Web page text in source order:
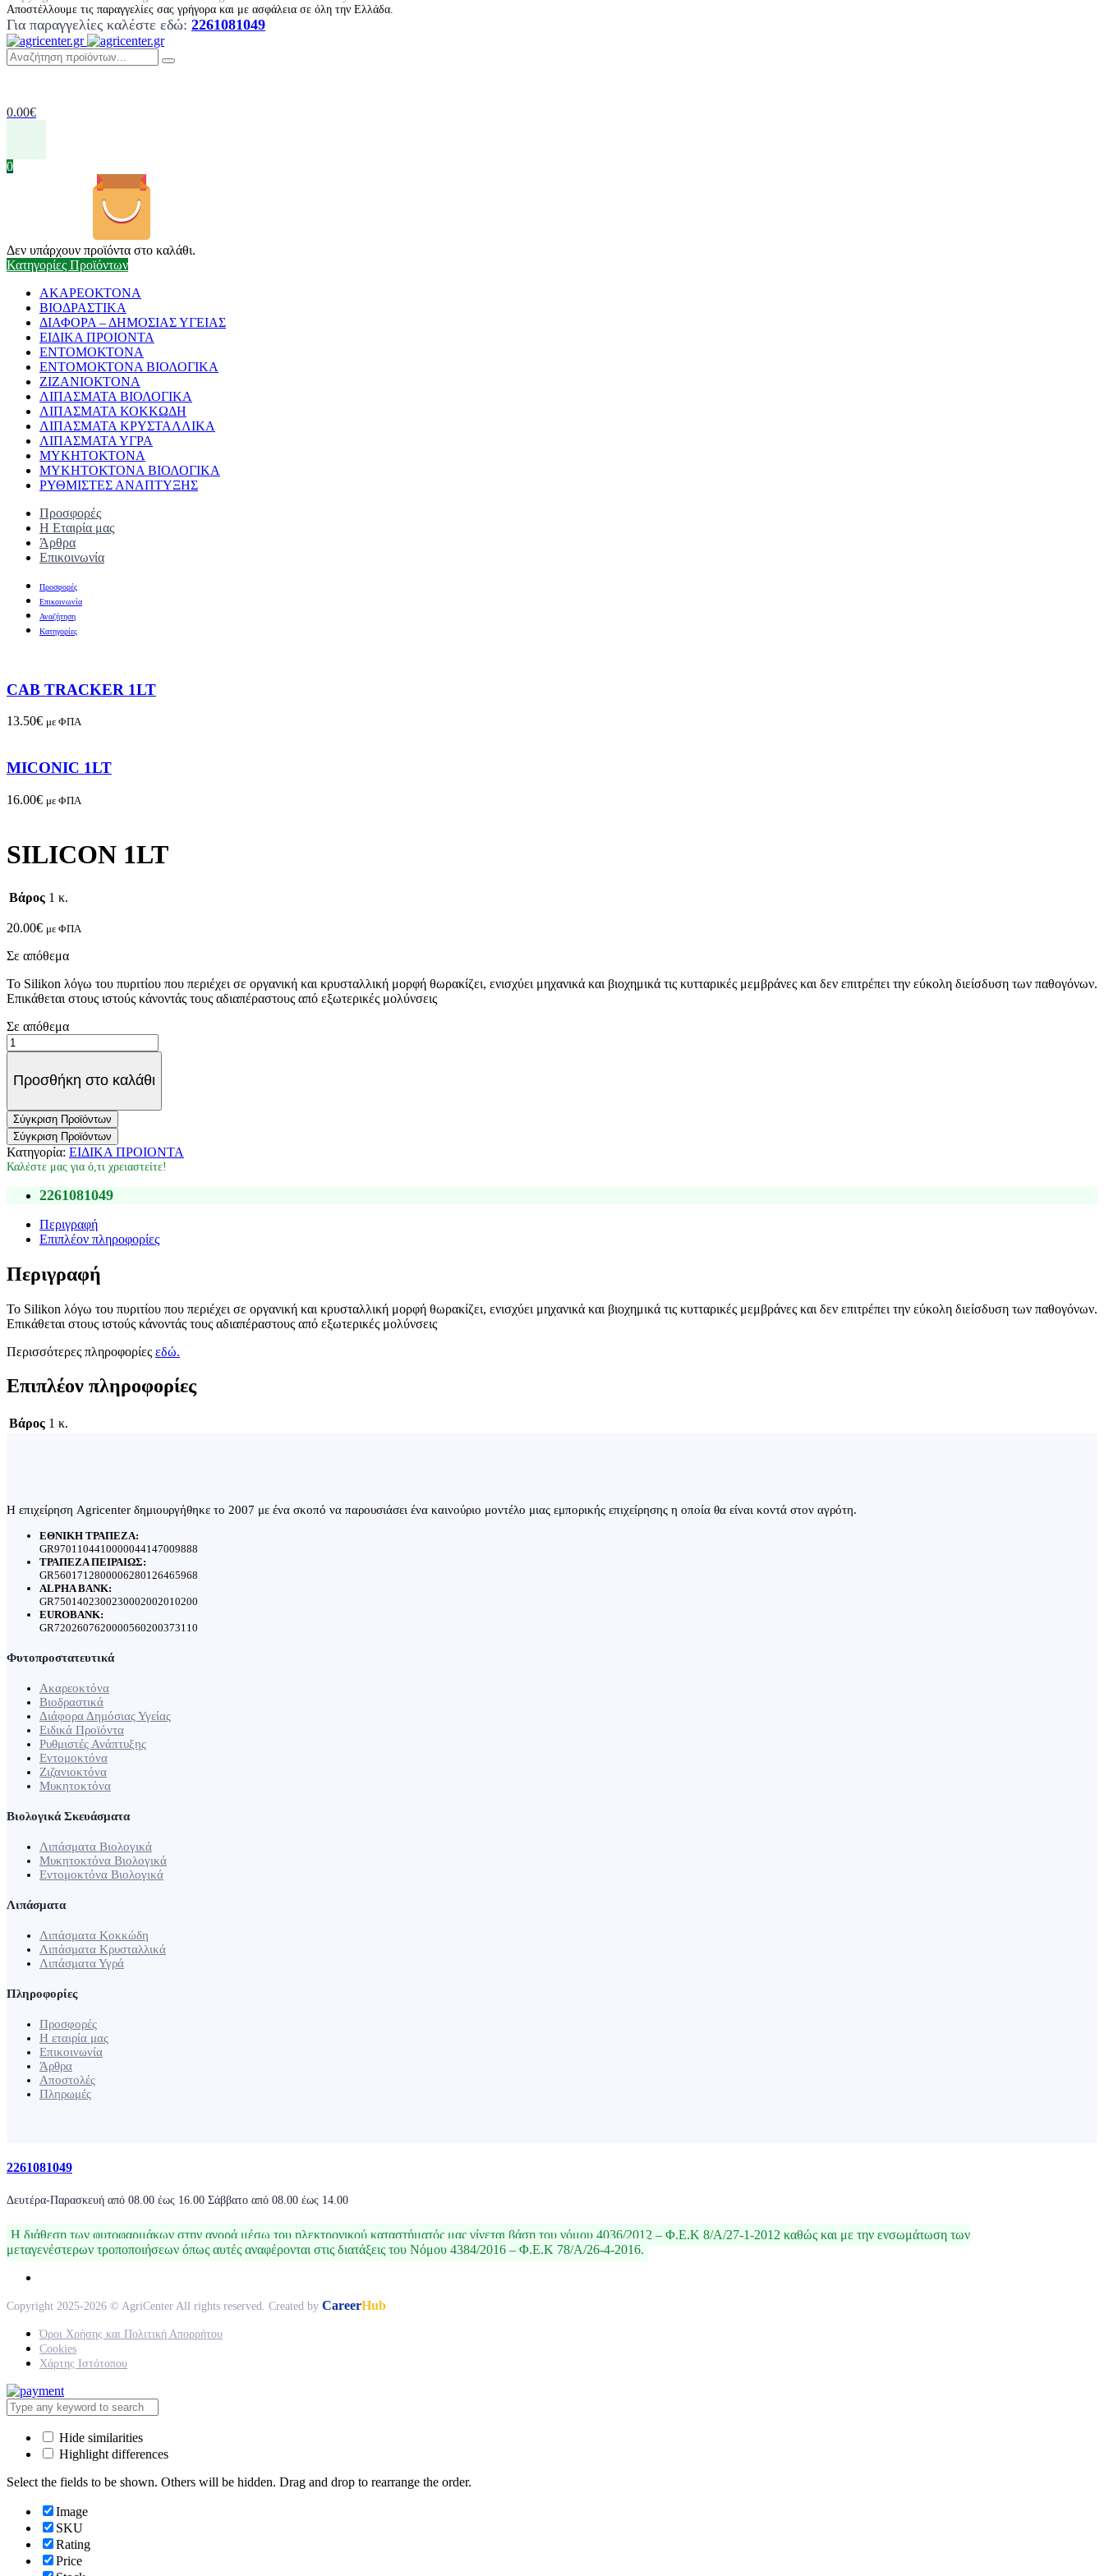
Αποστέλλουμε τις παραγγελίες σας γρήγορα και με ασφάλεια σε όλη την Ελλάδα.
Για παραγγελίες καλέστε εδώ: 2261081049
0.00€
0
Δεν υπάρχουν προϊόντα στο καλάθι.
Κατηγορίες Προϊόντων
ΑΚΑΡΕΟΚΤΟΝΑ
ΒΙΟΔΡΑΣΤΙΚΑ
ΔΙΑΦΟΡΑ – ΔΗΜΟΣΙΑΣ ΥΓΕΙΑΣ
ΕΙΔΙΚΑ ΠΡΟΙΟΝΤΑ
ΕΝΤΟΜΟΚΤΟΝΑ
ΕΝΤΟΜΟΚΤΟΝΑ ΒΙΟΛΟΓΙΚΑ
ΖΙΖΑΝΙΟΚΤΟΝΑ
ΛΙΠΑΣΜΑΤΑ ΒΙΟΛΟΓΙΚΑ
ΛΙΠΑΣΜΑΤΑ ΚΟΚΚΩΔΗ
ΛΙΠΑΣΜΑΤΑ ΚΡΥΣΤΑΛΛΙΚΑ
ΛΙΠΑΣΜΑΤΑ ΥΓΡΑ
ΜΥΚΗΤΟΚΤΟΝΑ
ΜΥΚΗΤΟΚΤΟΝΑ ΒΙΟΛΟΓΙΚΑ
ΡΥΘΜΙΣΤΕΣ ΑΝΑΠΤΥΞΗΣ
Προσφορές
Η Εταιρία μας
Άρθρα
Επικοινωνία
Προσφορές
Επικοινωνία
Αναζήτηση
Κατηγορίες
CAB TRACKER 1LT
13.50€ με ΦΠΑ
MICONIC 1LT
16.00€ με ΦΠΑ
SILICON 1LT
Βάρος 1 κ.
20.00€ με ΦΠΑ
Σε απόθεμα
Το Silikon λόγω του πυριτίου που περιέχει σε οργανική και κρυσταλλική μορφή θωρακίζει, ενισχύει μηχανικά και βιοχημικά τις κυτταρικές μεμβράνες και δεν επιτρέπει την εύκολη διείσδυση των παθογόνων.
Επικάθεται στους ιστούς κάνοντάς τους αδιαπέραστους από εξωτερικές μολύνσεις
Σε απόθεμα
SILICON
1LT
Προσθήκη στο καλάθι
Σύγκριση Προϊόντων
Σύγκριση Προϊόντων
Κατηγορία: ΕΙΔΙΚΑ ΠΡΟΙΟΝΤΑ
Καλέστε μας για ό,τι χρειαστείτε!
2261081049
Περιγραφή
Επιπλέον πληροφορίες
Περιγραφή
Το Silikon λόγω του πυριτίου που περιέχει σε οργανική και κρυσταλλική μορφή θωρακίζει, ενισχύει μηχανικά και βιοχημικά τις κυτταρικές μεμβράνες και δεν επιτρέπει την εύκολη διείσδυση των παθογόνων.
Επικάθεται στους ιστούς κάνοντάς τους αδιαπέραστους από εξωτερικές μολύνσεις
Περισσότερες πληροφορίες εδώ.
Επιπλέον πληροφορίες
Βάρος 1 κ.
Η επιχείρηση Agricenter δημιουργήθηκε το 2007 με ένα σκοπό να παρουσιάσει ένα καινούριο μοντέλο μιας εμπορικής επιχείρησης η οποία θα είναι κοντά στον αγρότη.
ΕΘΝΙΚΗ ΤΡΑΠΕΖΑ:
GR9701104410000044147009888
ΤΡΑΠΕΖΑ ΠΕΙΡΑΙΩΣ:
GR5601712800006280126465968
ALPHA BANK:
GR7501402300230002002010200
EUROBANK:
GR7202607620000560200373110
Φυτοπροστατευτικά
Ακαρεοκτόνα
Βιοδραστικά
Διάφορα Δημόσιας Υγείας
Ειδικά Προϊόντα
Ρυθμιστές Ανάπτυξης
Εντομοκτόνα
Ζιζανιοκτόνα
Μυκητοκτόνα
Βιολογικά Σκευάσματα
Λιπάσματα Βιολογικά
Μυκητοκτόνα Βιολογικά
Εντομοκτόνα Βιολογικά
Λιπάσματα
Λιπάσματα Κοκκώδη
Λιπάσματα Κρυσταλλικά
Λιπάσματα Υγρά
Πληροφορίες
Προσφορές
Η εταιρία μας
Επικοινωνία
Άρθρα
Αποστολές
Πληρωμές
2261081049
Δευτέρα-Παρασκευή από 08.00 έως 16.00 Σάββατο από 08.00 έως 14.00
Η διάθεση των φυτοφαρμάκων στην αγορά μέσω του ηλεκτρονικού καταστήματός μας γίνεται βάση του νόμου 4036/2012 – Φ.Ε.Κ 8/Α/27-1-2012 καθώς και με την ενσωμάτωση των
μεταγενέστερων τροποποιήσεων όπως αυτές αναφέρονται στις διατάξεις του Νόμου 4384/2016 – Φ.Ε.Κ 78/Α/26-4-2016.
Copyright 2025-2026 © AgriCenter All rights reserved. Created by CareerHub
Όροι Χρήσης και Πολιτική Απορρήτου
Cookies
Χάρτης Ιστότοπου
Hide similarities
Highlight differences
Select the fields to be shown. Others will be hidden. Drag and drop to rearrange the order.
Image
SKU
Rating
Price